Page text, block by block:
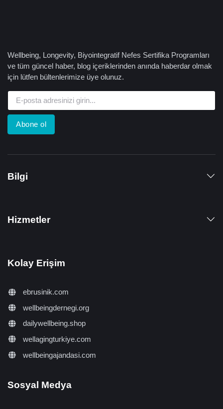
Wellbeing, Longevity, Biyointegratif Nefes Sertifika Programları
ve tüm güncel haber, blog içeriklerinden anında haberdar olmak
için lütfen bültenlerimize üye olunuz.
Abone ol
Bilgi
Hizmetler
Kolay Erişim
ebrusinik.com
wellbeingdernegi.org
dailywellbeing.shop
wellagingturkiye.com
wellbeingajandasi.com
Sosyal Medya